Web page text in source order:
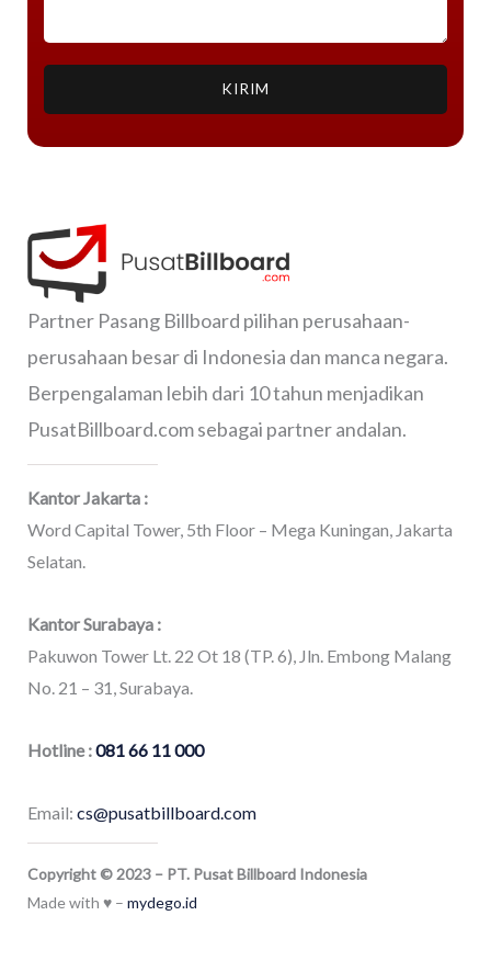
KIRIM
Partner Pasang Billboard pilihan perusahaan-
perusahaan besar di Indonesia dan manca negara.
Berpengalaman lebih dari 10 tahun menjadikan
PusatBillboard.com sebagai partner andalan.
Kantor Jakarta :
Word Capital Tower, 5th Floor – Mega Kuningan, Jakarta
Selatan.
Kantor Surabaya :
Pakuwon Tower Lt. 22 Ot 18 (TP. 6), Jln. Embong Malang
No. 21 – 31, Surabaya.
Hotline :081 66 11 000
Email: cs@pusatbillboard.com
Copyright © 2023 – PT. Pusat Billboard Indonesia
Made with ♥ – mydego.id